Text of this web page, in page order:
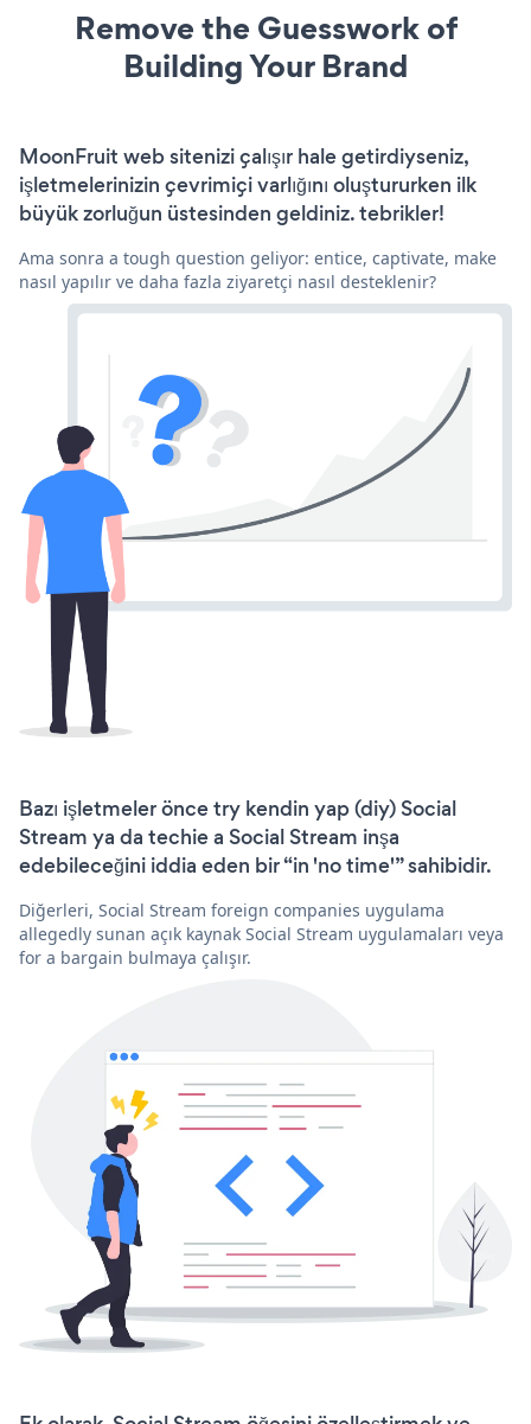
Remove the Guesswork of
Building Your Brand
MoonFruit web sitenizi çalışır hale getirdiyseniz,
işletmelerinizin çevrimiçi varlığını oluştururken ilk
büyük zorluğun üstesinden geldiniz. tebrikler!
Ama sonra a tough question geliyor: entice, captivate, make
nasıl yapılır ve daha fazla ziyaretçi nasıl desteklenir?
Bazı işletmeler önce try kendin yap (diy) Social
Stream ya da techie a Social Stream inşa
edebileceğini iddia eden bir “in 'no time'” sahibidir.
Diğerleri, Social Stream foreign companies uygulama
allegedly sunan açık kaynak Social Stream uygulamaları veya
for a bargain bulmaya çalışır.